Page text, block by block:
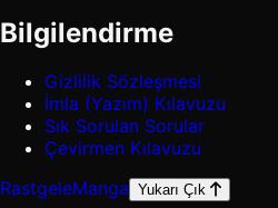
Bilgilendirme
Gizlilik Sözleşmesi
İmla (Yazım) Kılavuzu
Sık Sorulan Sorular
Çevirmen Kılavuzu
RastgeleManga Yukarı Çık